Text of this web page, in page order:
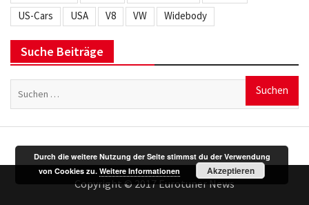
US-Cars
USA V8 VW Widebody
Suche Beiträge
Suchen
nach:
Copyright © 2017 Eurotuner News
Durch die weitere Nutzung der Seite stimmst du der Verwendung
von Cookies zu.Weitere Informationen Akzeptieren